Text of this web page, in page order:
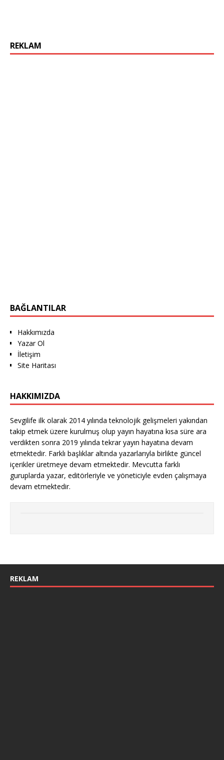
REKLAM
BAĞLANTILAR
Hakkımızda
Yazar Ol
İletişim
Site Haritası
HAKKIMIZDA
Sevgilife ilk olarak 2014 yılında teknolojik gelişmeleri yakından
takip etmek üzere kurulmuş olup yayın hayatına kısa süre ara
verdikten sonra 2019 yılında tekrar yayın hayatına devam
etmektedir. Farklı başlıklar altında yazarlarıyla birlikte güncel
içerikler üretmeye devam etmektedir. Mevcutta farklı
guruplarda yazar, editörleriyle ve yöneticiyle evden çalışmaya
devam etmektedir.
REKLAM